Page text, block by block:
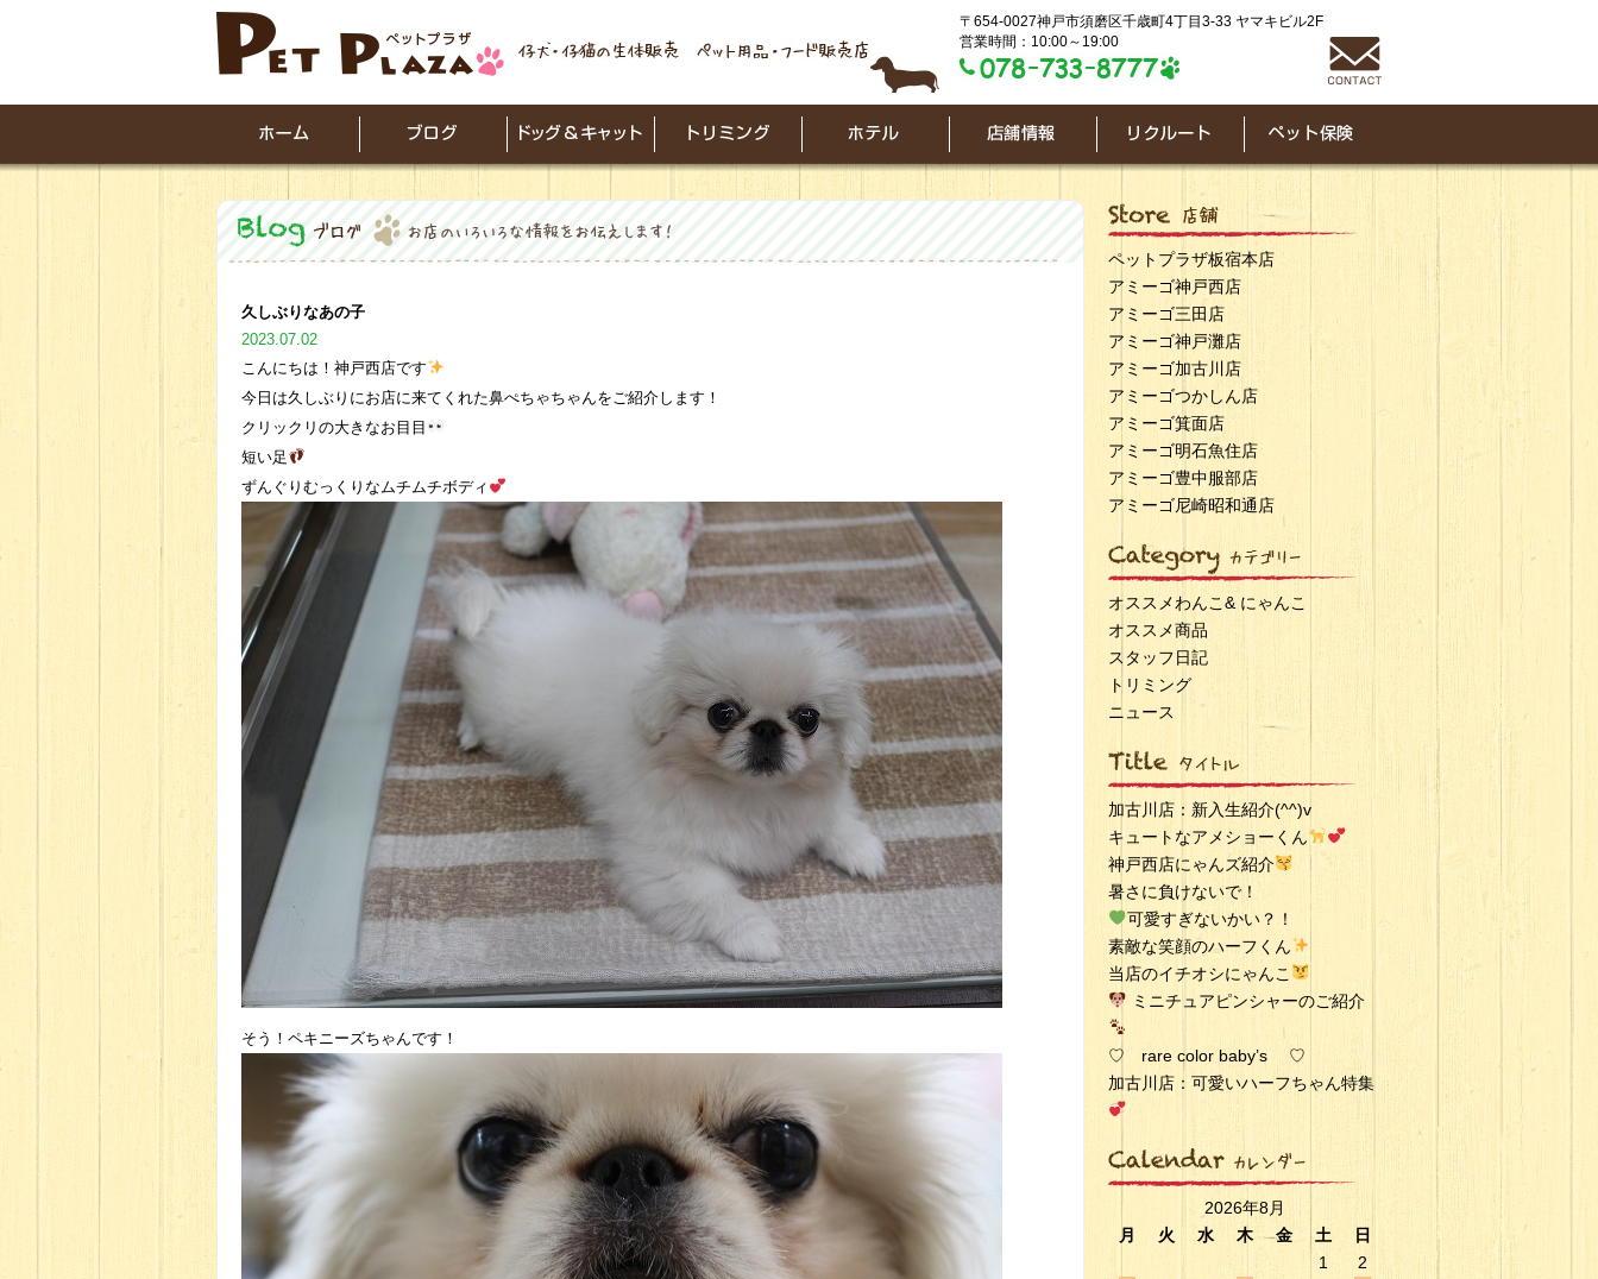
〒654-0027神戸市須磨区千歳町4丁目3-33 ヤマキビル2F
営業時間：10:00～19:00
久しぶりなあの子
2023.07.02
こんにちは！神戸西店です
今日は久しぶりにお店に来てくれた鼻ぺちゃちゃんをご紹介します！
クリックリの大きなお目目
短い足
ずんぐりむっくりなムチムチボディ
そう！ペキニーズちゃんです！
ペットプラザ板宿本店
アミーゴ神戸西店
アミーゴ三田店
アミーゴ神戸灘店
アミーゴ加古川店
アミーゴつかしん店
アミーゴ箕面店
アミーゴ明石魚住店
アミーゴ豊中服部店
アミーゴ尼崎昭和通店
オススメわんこ& にゃんこ
オススメ商品
スタッフ日記
トリミング
ニュース
加古川店：新入生紹介(^^)v
キュートなアメショーくん
神戸西店にゃんズ紹介
暑さに負けないで！
可愛すぎないかい？！
素敵な笑顔のハーフくん
当店のイチオシにゃんこ
ミニチュアピンシャーのご紹介
♡ rare color baby’s ♡
加古川店：可愛いハーフちゃん特集
2026年8月
月
火 水 木 金 土
日
1
2